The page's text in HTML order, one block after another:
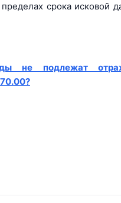
срока исковой
не подлежат